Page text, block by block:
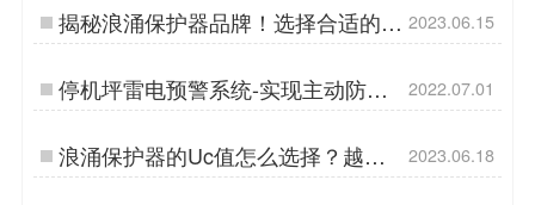
揭秘浪涌保护器品牌！选择合适的保
护伙伴!-易造防雷…
2023.06.15
停机坪雷电预警系统-实现主动防雷
【杭州易造】…
2022.07.01
浪涌保护器的Uc值怎么选择？越高
越好吗？-点击查看详情-易造防雷…
2023.06.18